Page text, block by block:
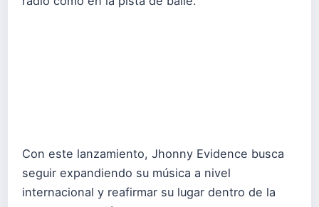
Con este lanzamiento, Jhonny Evidence busca
seguir expandiendo su música a nivel
internacional y reafirmar su lugar dentro de la